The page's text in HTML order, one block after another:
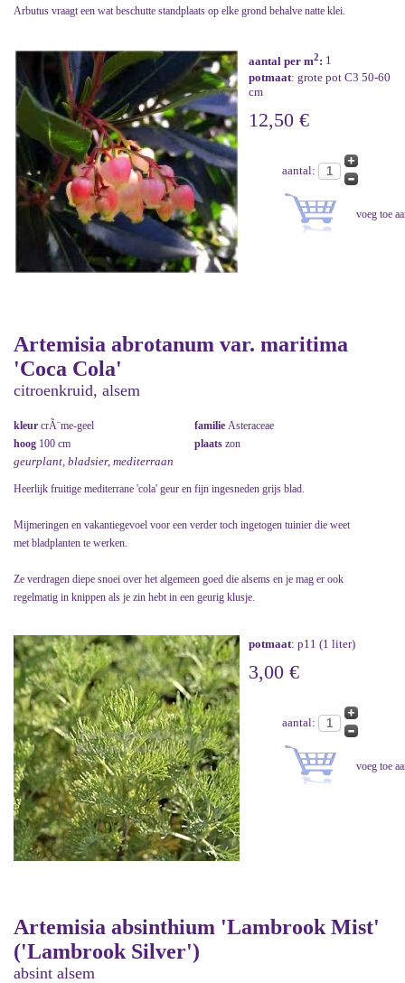
Arbutus vraagt een wat beschutte standplaats op elke grond behalve natte klei.
aantal per m2: 1
potmaat: grote pot C3 50-60
cm
12,50 €
aantal:
Artemisia abrotanum var. maritima
'Coca Cola'
citroenkruid, alsem
kleur crÃ¨me-geel familie Asteraceae
hoog 100 cm plaats zon
geurplant, bladsier, mediterraan
Heerlijk fruitige mediterrane 'cola' geur en fijn ingesneden grijs blad.
Mijmeringen en vakantiegevoel voor een verder toch ingetogen tuinier die weet
met bladplanten te werken.
Ze verdragen diepe snoei over het algemeen goed die alsems en je mag er ook
regelmatig in knippen als je zin hebt in een geurig klusje.
potmaat: p11 (1 liter)
3,00 €
aantal:
Artemisia absinthium 'Lambrook Mist'
('Lambrook Silver')
absint alsem